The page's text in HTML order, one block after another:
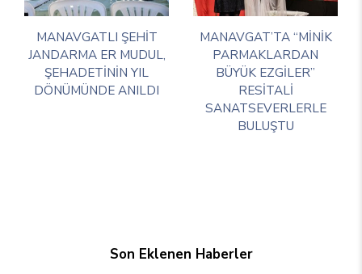
MANAVGATLI ŞEHİT
JANDARMA ER MUDUL,
ŞEHADETİNİN YIL
DÖNÜMÜNDE ANILDI
MANAVGAT’TA “MİNİK
PARMAKLARDAN
BÜYÜK EZGİLER”
RESİTALİ
SANATSEVERLERLE
BULUŞTU
Son Eklenen Haberler